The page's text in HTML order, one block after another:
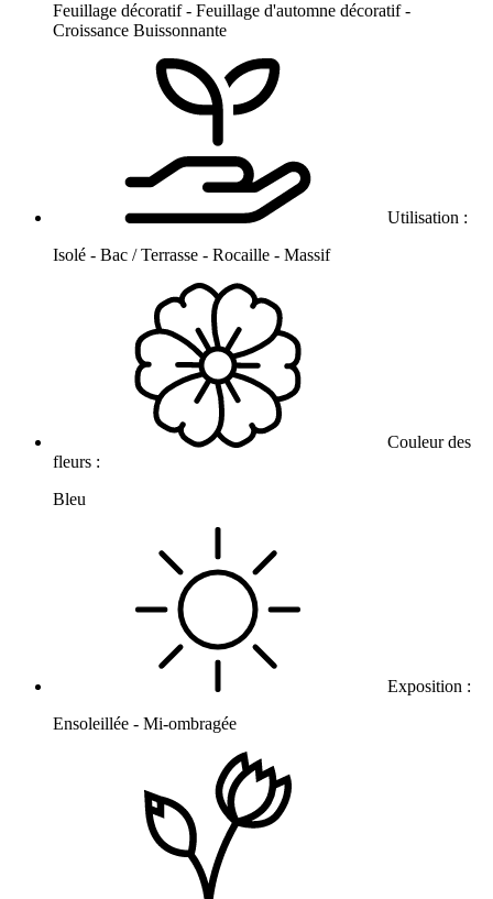
Feuillage décoratif - Feuillage d'automne décoratif -
Croissance Buissonnante
Utilisation :
Isolé - Bac / Terrasse - Rocaille - Massif
Couleur des
fleurs :
Bleu
Exposition :
Ensoleillée - Mi-ombragée